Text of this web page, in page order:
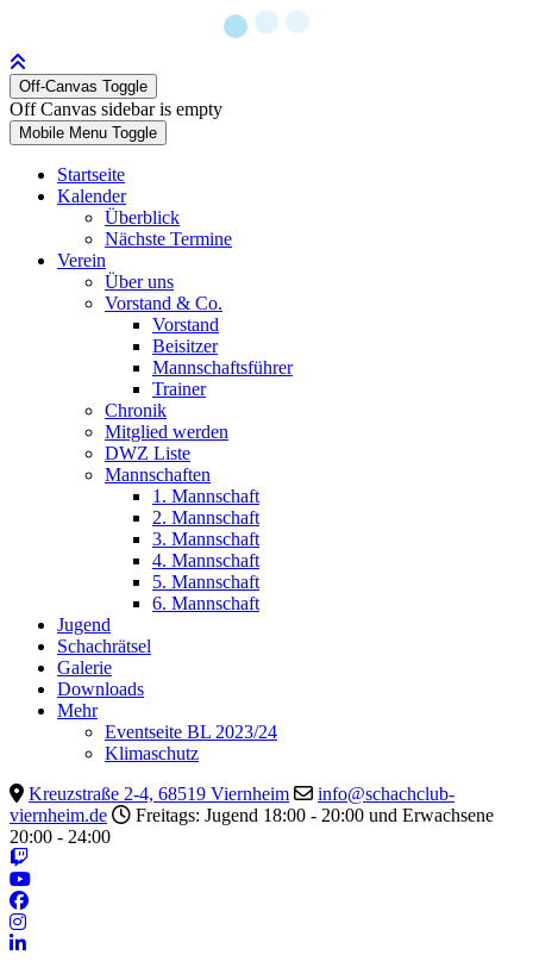
Off-Canvas Toggle
Off Canvas sidebar is empty
Mobile Menu Toggle
Startseite
Kalender
Überblick
Nächste Termine
Verein
Über uns
Vorstand & Co.
Vorstand
Beisitzer
Mannschaftsführer
Trainer
Chronik
Mitglied werden
DWZ Liste
Mannschaften
1. Mannschaft
2. Mannschaft
3. Mannschaft
4. Mannschaft
5. Mannschaft
6. Mannschaft
Jugend
Schachrätsel
Galerie
Downloads
Mehr
Eventseite BL 2023/24
Klimaschutz
Kreuzstraße 2-4, 68519 Viernheim
info@schachclub-
viernheim.de
Freitags: Jugend 18:00 - 20:00 und Erwachsene
20:00 - 24:00